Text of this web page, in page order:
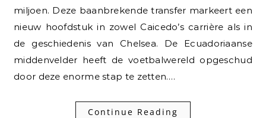
miljoen. Deze baanbrekende transfer markeert een
nieuw hoofdstuk in zowel Caicedo’s carrière als in
de geschiedenis van Chelsea. De Ecuadoriaanse
middenvelder heeft de voetbalwereld opgeschud
door deze enorme stap te zetten.…
Continue Reading